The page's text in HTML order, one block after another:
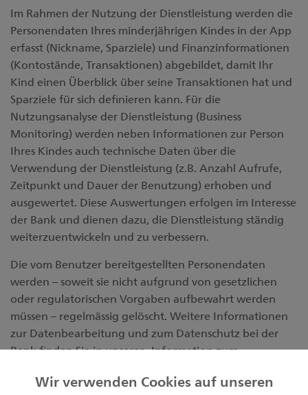
Im Rahmen der Nutzung der Dienstleistung werden die
Personendaten Ihres minderjährigen Kindes in der App
erfasst (Nickname, Sparziele) und Finanzinformationen
(Kontostände, Transaktionen) abgebildet, damit Ihr
Kind einen Überblick über seine Transaktionen hat und
Sparziele für sich definieren kann. Für die
Nutzungsanalyse der Dienstleistung (Business
Monitoring) werden neben Informationen zur Person
Ihres Kindes auch technische Daten über die
Verwendung der Dienstleistung (z.B. Anzahl Aufrufe,
Zeitpunkt und Dauer der Benutzung) erhoben und
ausgewertet. Diese Auswertungen erfolgen im Interesse
der Bank und dienen dazu, die Dienstleistung ständig
weiterzuentwickeln und zu verbessern.
Die vom Benutzer bereitgestellten Personendaten
werden – soweit sie nicht aufgrund von gesetzlichen
oder regulatorischen Vorgaben aufbewahrt werden
müssen – regelmässig gelöscht. Weitere Informationen
zur Datenbearbeitung und zum Datenschutz bei der
Bank finden Sie in unserer «Information zum
Wir verwenden Cookies auf unseren